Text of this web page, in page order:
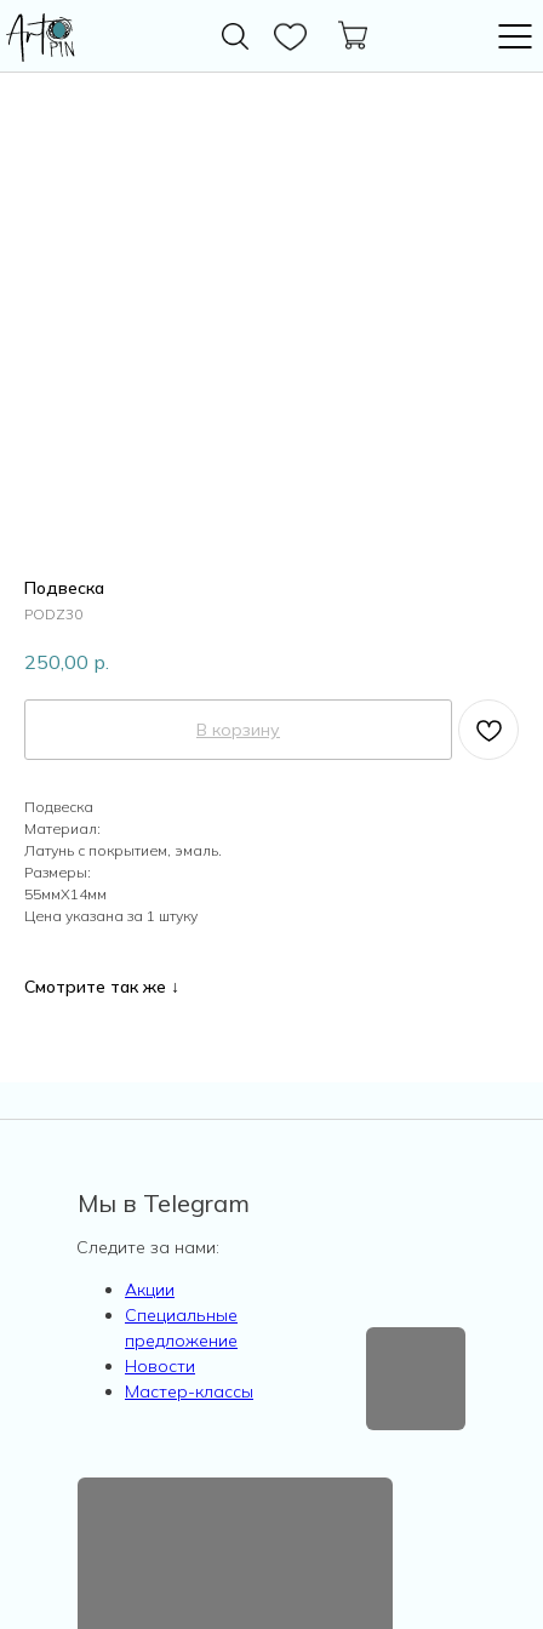
Пластик
Перламутр
Камни
Кристаллы
Жемчуг
Подвеска
PODZ30
250,00 р.
В корзину
Подвеска
Материал:
Латунь с покрытием, эмаль.
Размеры:
55ммХ14мм
Цена указана за 1 штуку
Смотрите так же ↓
Следите за нами:
Акции
Специальные
предложение
Новости
Мастер-классы
Мы в Telegram